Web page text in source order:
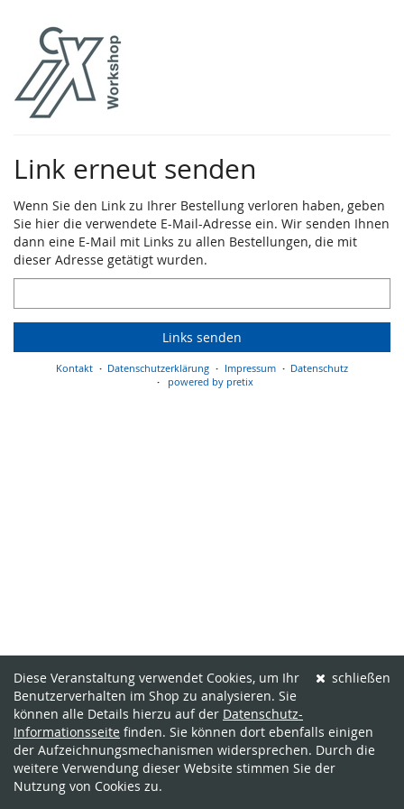
Haupt-
Inhalt
springen
Link erneut senden
Wenn Sie den Link zu Ihrer Bestellung verloren haben, geben
Sie hier die verwendete E-Mail-Adresse ein. Wir senden Ihnen
dann eine E-Mail mit Links zu allen Bestellungen, die mit
dieser Adresse getätigt wurden.
Mail
Links senden
Kontakt Datenschutzerklärung Impressum
Datenschutz
powered by pretix
schließen
Diese Veranstaltung verwendet Cookies, um Ihr
Benutzerverhalten im Shop zu analysieren. Sie
können alle Details hierzu auf der Datenschutz-
Informationsseite finden. Sie können dort ebenfalls einigen
der Aufzeichnungsmechanismen widersprechen. Durch die
weitere Verwendung dieser Website stimmen Sie der
Nutzung von Cookies zu.